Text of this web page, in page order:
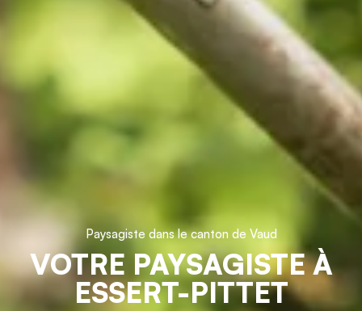
Paysagiste dans le canton de Vaud
VOTRE PAYSAGISTE À
ESSERT-PITTET